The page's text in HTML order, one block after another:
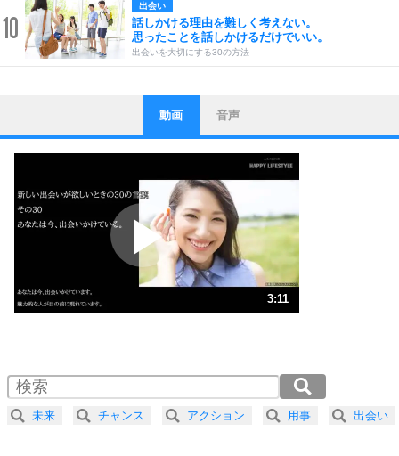
10
出会い
話しかける理由を難しく考えない。
思ったことを話しかけるだけでいい。
出会いを大切にする30の方法
1
ストレス対策
他人と比べない。
いっそのこと、他人を見ない。
いらいらしない人になる30の方法
プラス思考
ポジティブになれない原因は、行動しないから。
ポジティブ思考になる30の方法
ストレス対策
人生、なんとかなるもの。
気楽に生きる30の方法
4 器の大きい人は、怒りを優しさで表現する。
プラス思考
動画 音声
3:11
2.0倍速 （376KB 1分36秒）
2.5倍速 （301KB 1分16秒）
3.0倍速 （251KB 1分4秒）
未来 チャンス アクション 用事 出会い